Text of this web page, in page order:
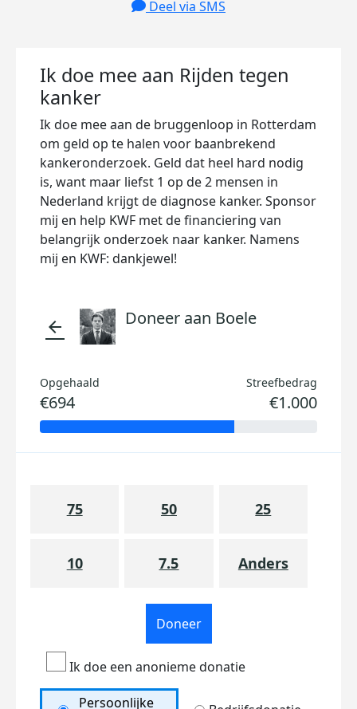
Deel via SMS
Ik doe mee aan Rijden tegen
kanker
Ik doe mee aan de bruggenloop in Rotterdam
om geld op te halen voor baanbrekend
kankeronderzoek. Geld dat heel hard nodig
is, want maar liefst 1 op de 2 mensen in
Nederland krijgt de diagnose kanker. Sponsor
mij en help KWF met de financiering van
belangrijk onderzoek naar kanker. Namens
mij en KWF: dankjewel!
arrow_back Doneer aan Boele
Opgehaald
€694
Streefbedrag
€1.000
75 50 25
10 7.5 Anders
Doneer
Ik doe een anonieme donatie
Persoonlijke